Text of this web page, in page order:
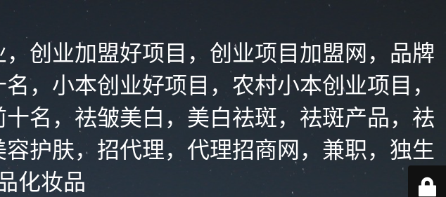
创业加盟好项目，创业项目加盟网，品牌
，小本创业好项目，农村小本创业项目，
名，祛皱美白，美白祛斑，祛斑产品，祛
护肤，招代理，代理招商网，兼职，独生
化妆品